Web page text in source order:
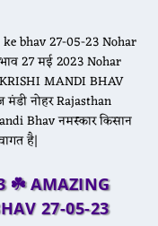
bhav 27-05-23 Nohar
27 मई 2023 Nohar
MANDI BHAV
नोहर Rajasthan
Bhav नमस्कार किसान
है|
☘️ AMAZING
27-05-23